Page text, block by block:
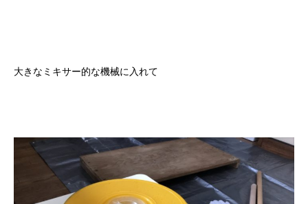
大きなミキサー的な機械に入れて